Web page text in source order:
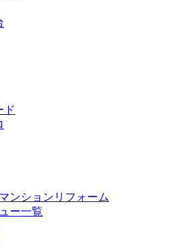
ド
ンションリフォーム
ー一覧